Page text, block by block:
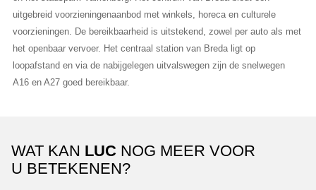
uitgebreid voorzieningenaanbod met winkels, horeca en culturele
voorzieningen. De bereikbaarheid is uitstekend, zowel per auto als met
het openbaar vervoer. Het centraal station van Breda ligt op
loopafstand en via de nabijgelegen uitvalswegen zijn de snelwegen
A16 en A27 goed bereikbaar.
WAT KAN LUC NOG MEER VOOR
U BETEKENEN?